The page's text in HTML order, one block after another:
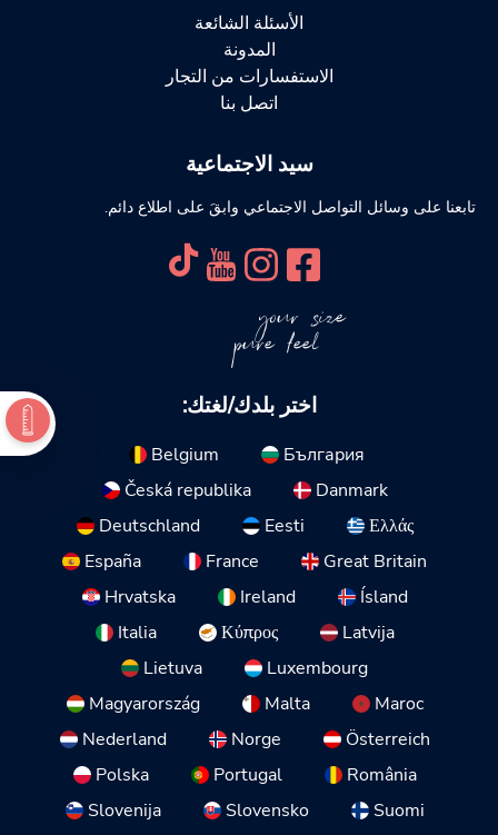
الأسئلة الشائعة
المدونة
الاستفسارات من التجار
اتصل بنا
سيد الاجتماعية
تابعنا على وسائل التواصل الاجتماعي وابقَ على اطلاع دائم.
your size
pure feel
اختر بلدك/لغتك:
Belgium
България
Česká republika
Danmark
Deutschland
Eesti
Ελλάς
España
France
Great Britain
Hrvatska
Ireland
Ísland
Italia
Κύπρος
Latvija
Lietuva
Luxembourg
Magyarország
Malta
Maroc
Nederland
Norge
Österreich
Polska
Portugal
România
Slovenija
Slovensko
Suomi